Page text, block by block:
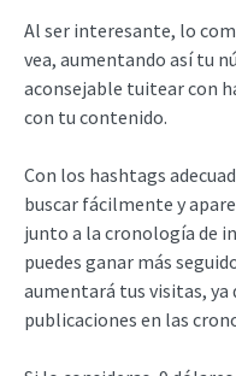
Al ser interesante, lo
vea, aumentando así tu
aconsejable tuitear con
con tu contenido.
Con los hashtags
buscar fácilmente y
junto a la cronología de
puedes ganar más
aumentará tus visitas,
publicaciones en las